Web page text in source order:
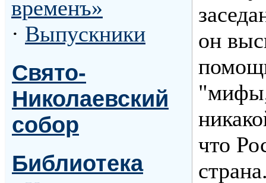
временъ»
· Выпускники
Свято-
Николаевский
собор
Библиотека
он
что